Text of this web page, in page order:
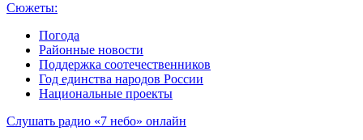
Сюжеты:
Погода
Районные новости
Поддержка соотечественников
Год единства народов России
Национальные проекты
Слушать радио «7 небо» онлайн